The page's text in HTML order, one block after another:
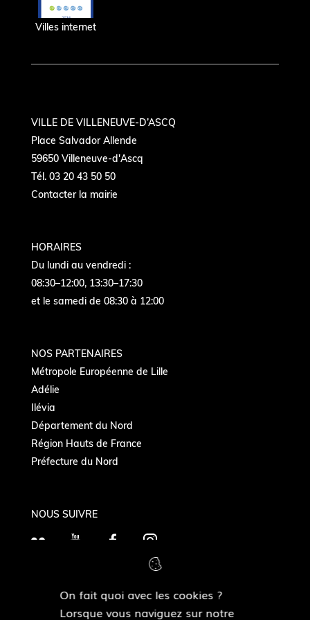
On fait quoi avec les cookies ?
Lorsque vous naviguez sur notre
Villes internet
VILLE DE VILLENEUVE-D’ASCQ
Place Salvador Allende
59650 Villeneuve-d'Ascq
Tél. 03 20 43 50 50
Contacter la mairie
HORAIRES
Du lundi au vendredi :
08:30–12:00, 13:30–17:30
et le samedi de 08:30 à 12:00
NOS PARTENAIRES
Métropole Européenne de Lille
Adélie
Ilévia
Département du Nord
Région Hauts de France
Préfecture du Nord
NOUS SUIVRE
F
Y
T
u
F
e
b
I
t
a
MAIRIES DE QUARTIERS
Découvrir les mairies de quartiers